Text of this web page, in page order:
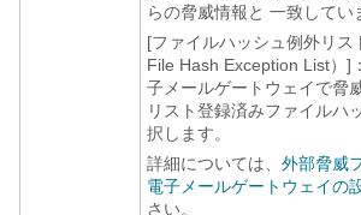
らの脅威情報と 一致してい
[ファイルハッシュ例外リス
File Hash Exception List）]
子メールゲートウェイで脅
リスト登録済みファイルハ
択します。
詳細については、 外部脅威
電子メールゲートウェイの
さい。